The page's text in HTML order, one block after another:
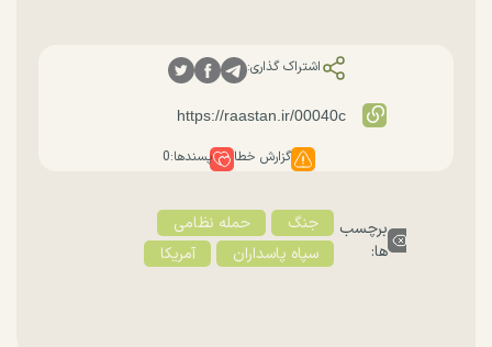
اشتراک گذاری:
گزارش خطا پسندها:0
برچسب
ها:
جنگ
حمله نظامی
سپاه پاسداران
آمریکا